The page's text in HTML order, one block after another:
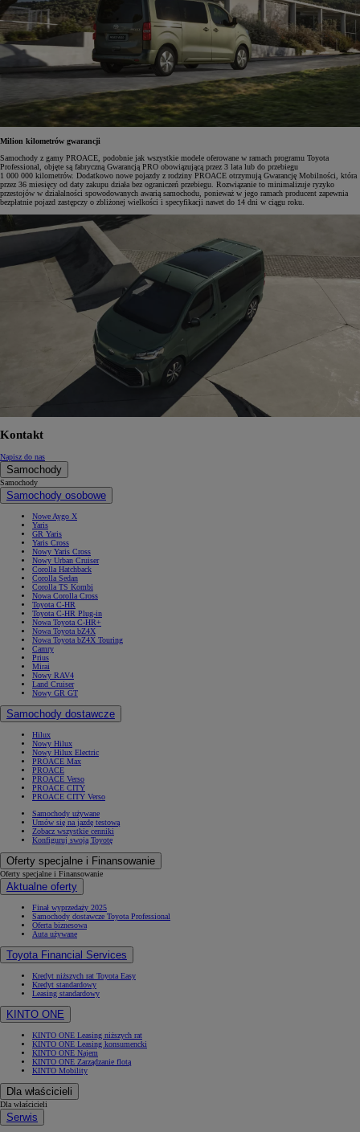
Milion kilometrów gwarancji
Samochody z gamy PROACE, podobnie jak wszystkie modele oferowane w ramach programu Toyota
Professional, objęte są fabryczną Gwarancją PRO obowiązującą przez 3 lata lub do przebiegu
1 000 000 kilometrów. Dodatkowo nowe pojazdy z rodziny PROACE otrzymują Gwarancję Mobilności, która
przez 36 miesięcy od daty zakupu działa bez ograniczeń przebiegu. Rozwiązanie to minimalizuje ryzyko
przestojów w działalności spowodowanych awarią samochodu, ponieważ w jego ramach producent zapewnia
bezpłatnie pojazd zastępczy o zbliżonej wielkości i specyfikacji nawet do 14 dni w ciągu roku.
Kontakt
Napisz do nas
Samochody
Samochody
Samochody osobowe
Nowe Aygo X
Yaris
GR Yaris
Yaris Cross
Nowy Yaris Cross
Nowy Urban Cruiser
Corolla Hatchback
Corolla Sedan
Corolla TS Kombi
Nowa Corolla Cross
Toyota C-HR
Toyota C-HR Plug-in
Nowa Toyota C-HR+
Nowa Toyota bZ4X
Nowa Toyota bZ4X Touring
Camry
Prius
Mirai
Nowy RAV4
Land Cruiser
Nowy GR GT
Samochody dostawcze
Hilux
Nowy Hilux
Nowy Hilux Electric
PROACE Max
PROACE
PROACE Verso
PROACE CITY
PROACE CITY Verso
Samochody używane
Umów się na jazdę testową
Zobacz wszystkie cenniki
Konfiguruj swoją Toyotę
Oferty specjalne i Finansowanie
Oferty specjalne i Finansowanie
Aktualne oferty
Finał wyprzedaży 2025
Samochody dostawcze Toyota Professional
Oferta biznesowa
Auta używane
Toyota Financial Services
Kredyt niższych rat Toyota Easy
Kredyt standardowy
Leasing standardowy
KINTO ONE
KINTO ONE Leasing niższych rat
KINTO ONE Leasing konsumencki
KINTO ONE Najem
KINTO ONE Zarządzanie flotą
KINTO Mobility
Dla właścicieli
Dla właścicieli
Serwis